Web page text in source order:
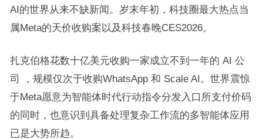
AI的世界从来不缺新闻。岁末年初，科技圈最大热点当
属Meta的天价收购案以及科技春晚CES2026。
扎克伯格花数十亿美元收购一家成立不到一年的 AI 公
司 ，规模仅次于收购WhatsApp 和 Scale AI。世界震惊
于Meta愿意为智能体时代行动指令分发入口所支付价码
的同时，也意识到具备处理复杂工作流的多智能体应用
已是大势所趋。